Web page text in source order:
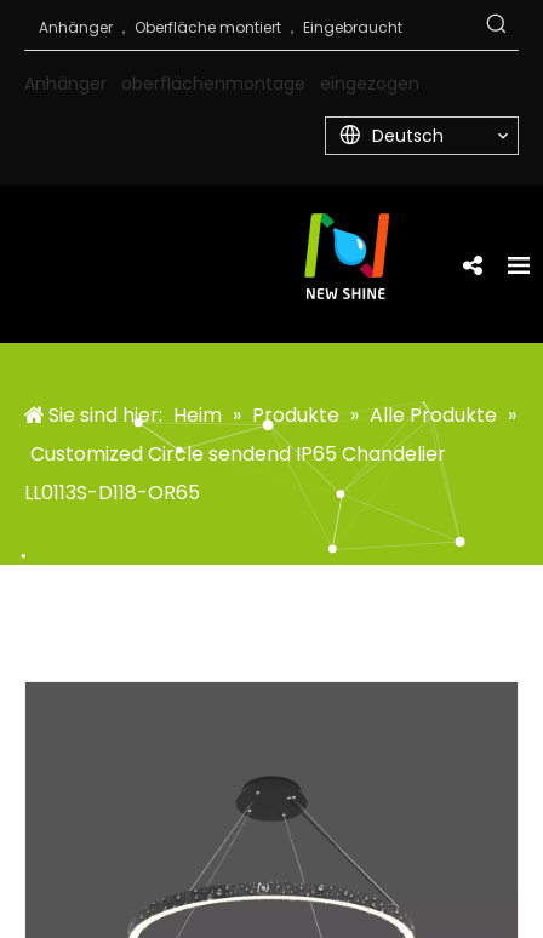
Anhänger oberflächenmontage eingezogen
Deutsch
Sie sind hier: Heim » Produkte » Alle Produkte »
Customized Circle sendend IP65 Chandelier
LL0113S-D118-OR65